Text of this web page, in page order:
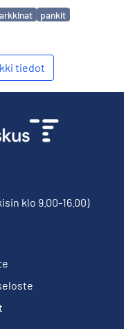
pankit
tiedot
klo 9.00-16.00)